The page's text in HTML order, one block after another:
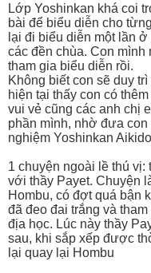
Lớp Yoshinkan khá coi
bài để biểu diễn cho
lại đi biểu diễn một lần
các đền chùa. Con
tham gia biểu diễn rồi.
Không biết con sẽ duy
hiện tại thấy con có
vui vẻ cũng các anh chị
phần mình, nhờ đưa
nghiệm Yoshinkan
1 chuyện ngoài lề thú
với thầy Payet. Chuyện
Hombu, có đợt quá bận
đã đeo đai trắng và
địa học. Lúc này thầy
sau, khi sắp xếp được
lại quay lại Hombu